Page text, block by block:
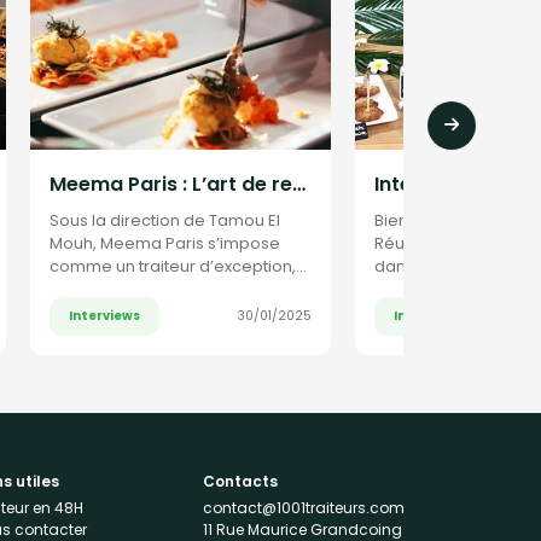
Meema Paris : L’art de revisiter la cuisine marocaine
Sous la direction de Tamou El
Mouh, Meema Paris s’impose
comme un traiteur d’exception,
influences modernes.
Interviews 30/01/2025
Bienvenue chez
Réunion", un traiteur
dans la cuisine
aux saveurs
Interviews
utiles
en 48H
contacter
Contacts
contact@1001traiteurs.com
11 Rue Maurice Grandcoing